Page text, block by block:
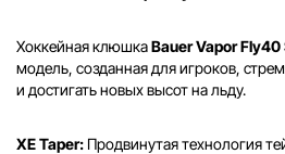
Хоккейная клюшкаBauer Vapor Fly40
модель, созданная для игроков,
и достигать новых высот на льду.
XE Taper: Продвинутая технология